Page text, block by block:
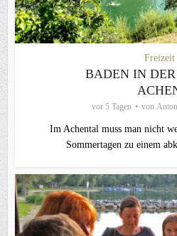
Freizeit
BADEN IN
vor 5 Tagen von
Im Achental muss man nicht
Sommertagen zu einem